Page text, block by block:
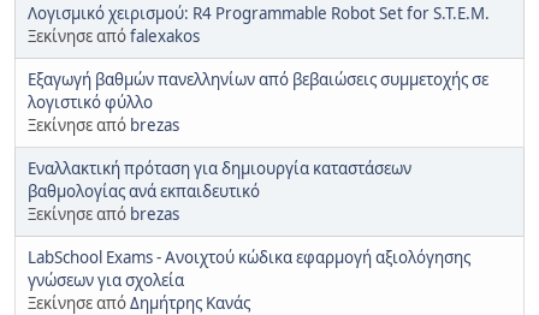
Λογισμικό χειρισμού: R4 Programmable Robot Set for S.T.E.M.
Ξεκίνησε απόfalexakos
Εξαγωγή βαθμών πανελληνίων από βεβαιώσεις συμμετοχής σε
λογιστικό φύλλο
Ξεκίνησε από brezas
Εναλλακτική πρόταση για δημιουργία καταστάσεων
βαθμολογίας ανά εκπαιδευτικό
Ξεκίνησε από brezas
LabSchool Exams - Ανοιχτού κώδικα εφαρμογή αξιολόγησης
γνώσεων για σχολεία
Ξεκίνησε απόΔημήτρης Κανάς